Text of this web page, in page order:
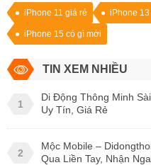
iPhone 11 giá rẻ iPhone
iPhone 15 có gì mới
TIN XEM NHIỀU
1
Di Động Thông Minh
Uy Tín, Giá Rẻ
2
Mộc Mobile –
Qua Liền Tay, Nhận